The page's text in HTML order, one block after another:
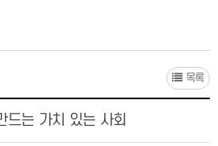
목록
드는 가치 있는 사회